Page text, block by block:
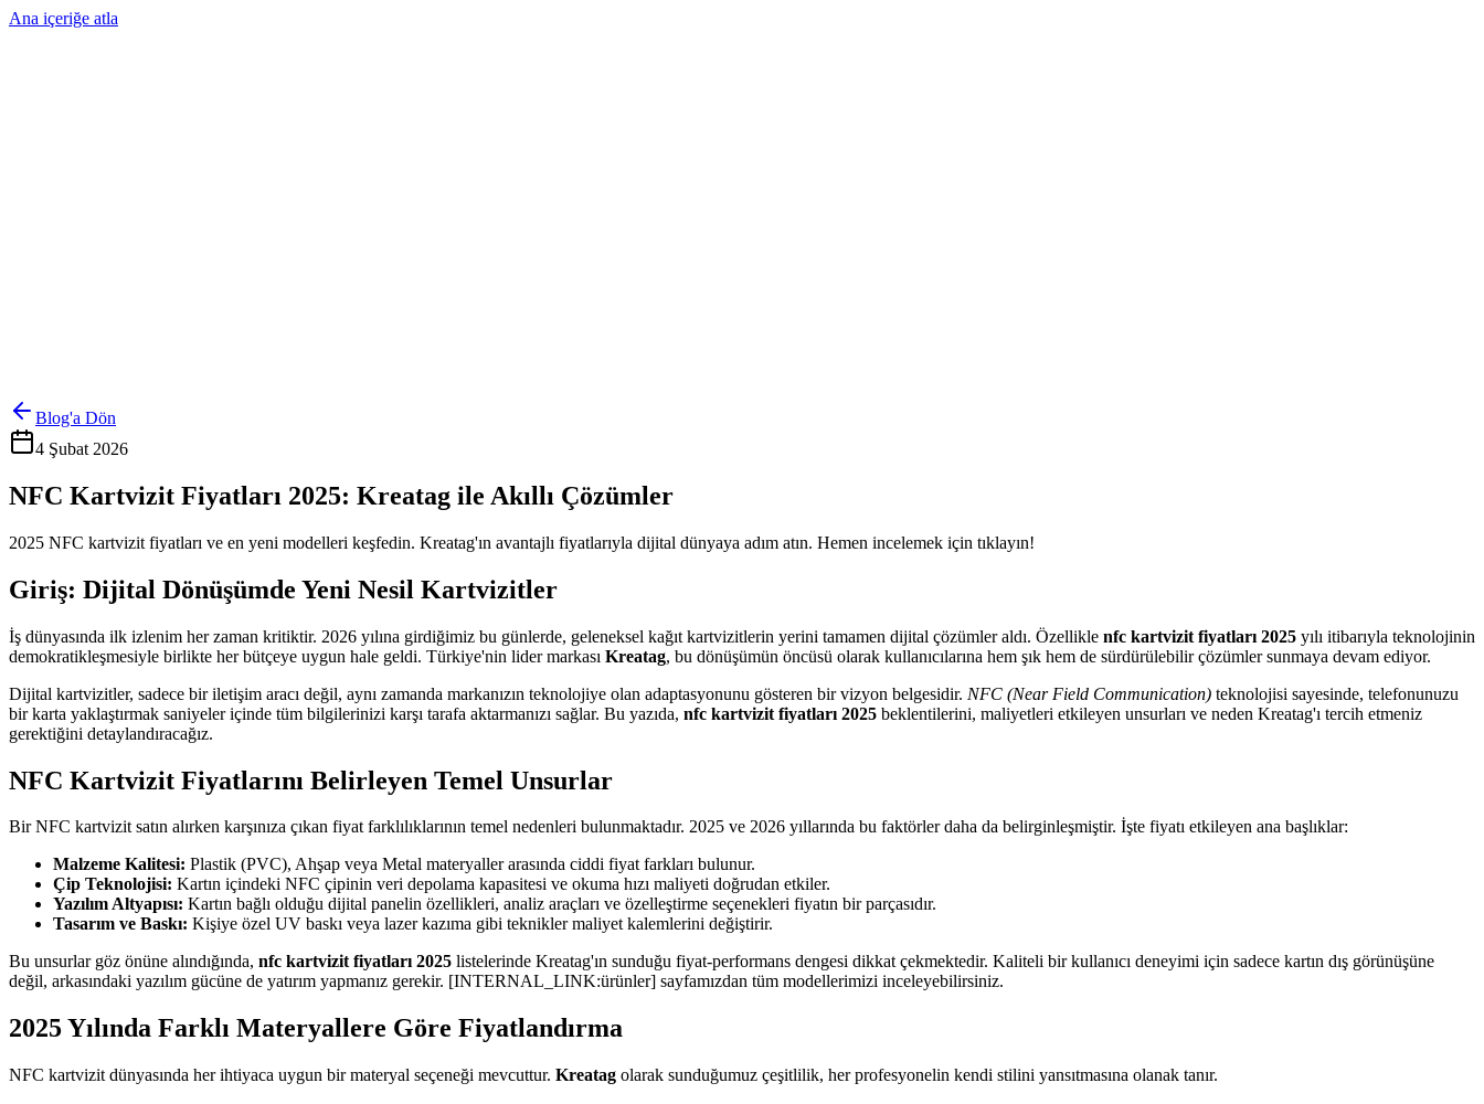
Ana içeriğe atla
Blog'a Dön
4 Şubat 2026
NFC Kartvizit Fiyatları 2025: Kreatag ile Akıllı Çözümler
2025 NFC kartvizit fiyatları ve en yeni modelleri keşfedin. Kreatag'ın avantajlı fiyatlarıyla dijital dünyaya adım atın. Hemen incelemek için tıklayın!
Giriş: Dijital Dönüşümde Yeni Nesil Kartvizitler
İş dünyasında ilk izlenim her zaman kritiktir. 2026 yılına girdiğimiz bu günlerde, geleneksel kağıt kartvizitlerin yerini tamamen dijital çözümler aldı. Özellikle nfc kartvizit fiyatları 2025 yılı itibarıyla teknolojinin
demokratikleşmesiyle birlikte her bütçeye uygun hale geldi. Türkiye'nin lider markası Kreatag, bu dönüşümün öncüsü olarak kullanıcılarına hem şık hem de sürdürülebilir çözümler sunmaya devam ediyor.
Dijital kartvizitler, sadece bir iletişim aracı değil, aynı zamanda markanızın teknolojiye olan adaptasyonunu gösteren bir vizyon belgesidir. NFC (Near Field Communication) teknolojisi sayesinde, telefonunuzu
bir karta yaklaştırmak saniyeler içinde tüm bilgilerinizi karşı tarafa aktarmanızı sağlar. Bu yazıda, nfc kartvizit fiyatları 2025 beklentilerini, maliyetleri etkileyen unsurları ve neden Kreatag'ı tercih etmeniz
gerektiğini detaylandıracağız.
NFC Kartvizit Fiyatlarını Belirleyen Temel Unsurlar
Bir NFC kartvizit satın alırken karşınıza çıkan fiyat farklılıklarının temel nedenleri bulunmaktadır. 2025 ve 2026 yıllarında bu faktörler daha da belirginleşmiştir. İşte fiyatı etkileyen ana başlıklar:
Malzeme Kalitesi: Plastik (PVC), Ahşap veya Metal materyaller arasında ciddi fiyat farkları bulunur.
Çip Teknolojisi: Kartın içindeki NFC çipinin veri depolama kapasitesi ve okuma hızı maliyeti doğrudan etkiler.
Yazılım Altyapısı: Kartın bağlı olduğu dijital panelin özellikleri, analiz araçları ve özelleştirme seçenekleri fiyatın bir parçasıdır.
Tasarım ve Baskı: Kişiye özel UV baskı veya lazer kazıma gibi teknikler maliyet kalemlerini değiştirir.
Bu unsurlar göz önüne alındığında, nfc kartvizit fiyatları 2025 listelerinde Kreatag'ın sunduğu fiyat-performans dengesi dikkat çekmektedir. Kaliteli bir kullanıcı deneyimi için sadece kartın dış görünüşüne
değil, arkasındaki yazılım gücüne de yatırım yapmanız gerekir. [INTERNAL_LINK:ürünler] sayfamızdan tüm modellerimizi inceleyebilirsiniz.
2025 Yılında Farklı Materyallere Göre Fiyatlandırma
NFC kartvizit dünyasında her ihtiyaca uygun bir materyal seçeneği mevcuttur. Kreatag olarak sunduğumuz çeşitlilik, her profesyonelin kendi stilini yansıtmasına olanak tanır.